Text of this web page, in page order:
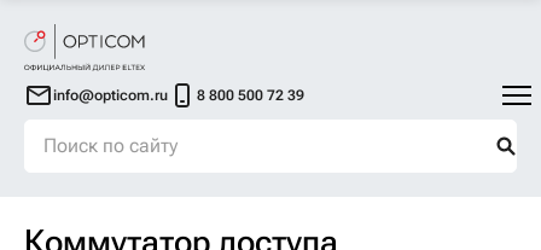
info@opticom.ru 8 800 500 72 39